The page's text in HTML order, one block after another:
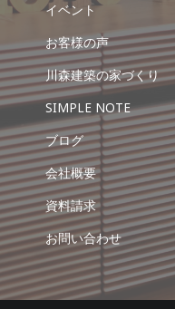
イベント
お客様の声
川森建築の家づくり
SIMPLE NOTE
ブログ
会社概要
資料請求
お問い合わせ